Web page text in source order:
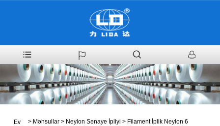
Ev > Məhsullar > Neylon Sənaye İpliyi > Filament İplik Neylon 6